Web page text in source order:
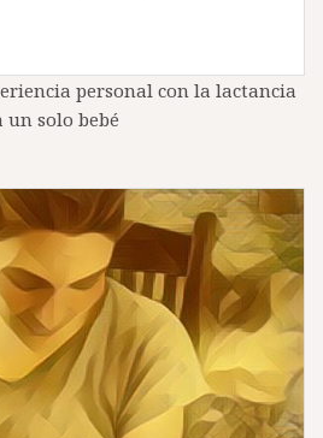
personal con la lactancia
solo bebé